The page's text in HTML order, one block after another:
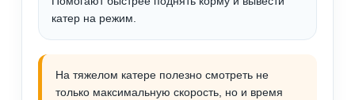
катер на режим.
На тяжелом катере полезно смотреть не
только максимальную скорость, но и время